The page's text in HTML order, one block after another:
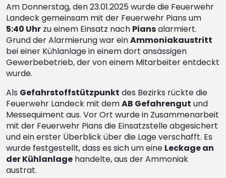
Am Donnerstag, den 23.01.2025 wurde die Feuerwehr
Landeck gemeinsam mit der Feuerwehr Pians um
5:40 Uhr zu einem Einsatz nach Piansalarmiert.
Grund der Alarmierung war einAmmoniakaustritt
bei einer Kühlanlage in einem dort ansässigen
Gewerbebetrieb, der von einem Mitarbeiter entdeckt
wurde.
Als Gefahrstoffstützpunkt des Bezirks rückte die
Feuerwehr Landeck mit demAB Gefahrengut und
Messequiment aus. Vor Ort wurde in Zusammenarbeit
mit der Feuerwehr Pians die Einsatzstelle abgesichert
und ein erster Überblick über die Lage verschafft. Es
wurde festgestellt, dass es sich um eine Leckage an
der Kühlanlage handelte, aus der Ammoniak
austrat.